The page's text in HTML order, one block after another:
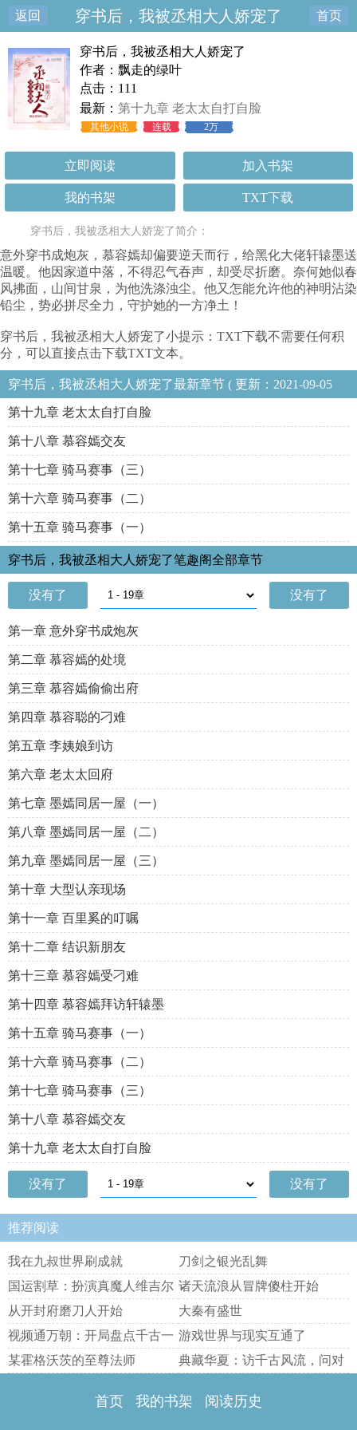
返回 穿书后，我被丞相大人娇宠了 首页
穿书后，我被丞相大人娇宠了
作者：飘走的绿叶
点击：111
最新： 第十九章 老太太自打自脸
其他小说 连载 2万
立即阅读 加入书架
我的书架 TXT下载
穿书后，我被丞相大人娇宠了简介：
意外穿书成炮灰，慕容嫣却偏要逆天而行，给黑化大佬轩辕墨送
温暖。他因家道中落，不得忍气吞声，却受尽折磨。奈何她似春
风拂面，山间甘泉，为他洗涤浊尘。他又怎能允许他的神明沾染
铅尘，势必拼尽全力，守护她的一方净土！
穿书后，我被丞相大人娇宠了小提示：TXT下载不需要任何积
分，可以直接点击下载TXT文本。
穿书后，我被丞相大人娇宠了最新章节 ( 更新：2021-09-05
23:17:28 )
第十九章 老太太自打自脸
第十八章 慕容嫣交友
第十七章 骑马赛事（三）
第十六章 骑马赛事（二）
第十五章 骑马赛事（一）
穿书后，我被丞相大人娇宠了笔趣阁全部章节
没有了 没有了
第一章 意外穿书成炮灰
第二章 慕容嫣的处境
第三章 慕容嫣偷偷出府
第四章 慕容聪的刁难
第五章 李姨娘到访
第六章 老太太回府
第七章 墨嫣同居一屋（一）
第八章 墨嫣同居一屋（二）
第九章 墨嫣同居一屋（三）
第十章 大型认亲现场
第十一章 百里奚的叮嘱
第十二章 结识新朋友
第十三章 慕容嫣受刁难
第十四章 慕容嫣拜访轩辕墨
第十五章 骑马赛事（一）
第十六章 骑马赛事（二）
第十七章 骑马赛事（三）
第十八章 慕容嫣交友
第十九章 老太太自打自脸
没有了 没有了
推荐阅读
我在九叔世界刷成就
刀剑之银光乱舞
国运割草：扮演真魔人维吉尔 诸天流浪从冒牌傻柱开始
从开封府磨刀人开始
大秦有盛世
视频通万朝：开局盘点千古一
帝
游戏世界与现实互通了
某霍格沃茨的至尊法师
典藏华夏：访千古风流，问对
首页 我的书架 阅读历史